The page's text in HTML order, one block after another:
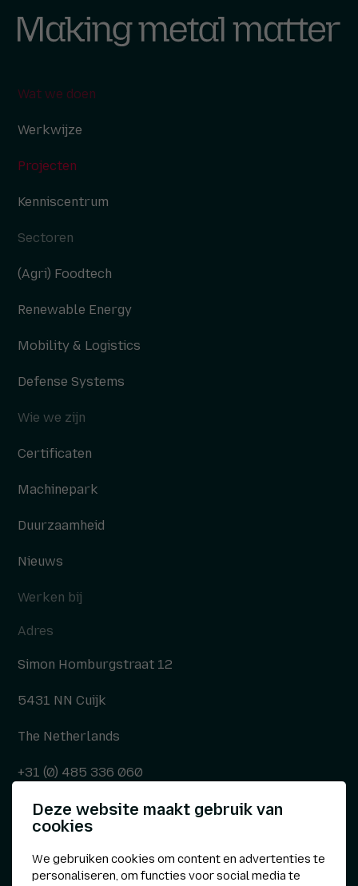
Wat we doen
Werkwijze
Projecten
Kenniscentrum
Sectoren
(Agri) Foodtech
Renewable Energy
Mobility & Logistics
Defense Systems
Wie we zijn
Certificaten
Machinepark
Duurzaamheid
Nieuws
Werken bij
Adres
Simon Homburgstraat 12
5431 NN Cuijk
The Netherlands
+31 (0) 485 336 060
info@kepser.nl
Deze website maakt gebruik van
cookies
We gebruiken cookies om content en advertenties te
personaliseren, om functies voor social media te